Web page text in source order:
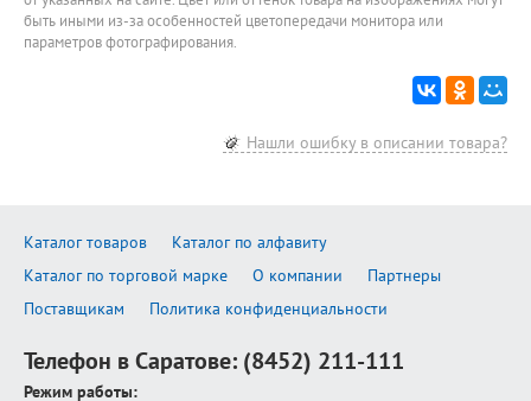
быть иными из-за особенностей цветопередачи монитора или
параметров фотографирования.
Нашли ошибку в описании товара?
Каталог товаров
Каталог по алфавиту
Каталог по торговой марке
О компании
Партнеры
Поставщикам
Политика конфиденциальности
Телефон в Саратове: (8452) 211-111
Режим работы: